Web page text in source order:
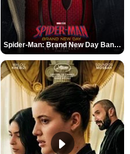
Spider-Man: Brand New Day Bande-annonce VO STFR